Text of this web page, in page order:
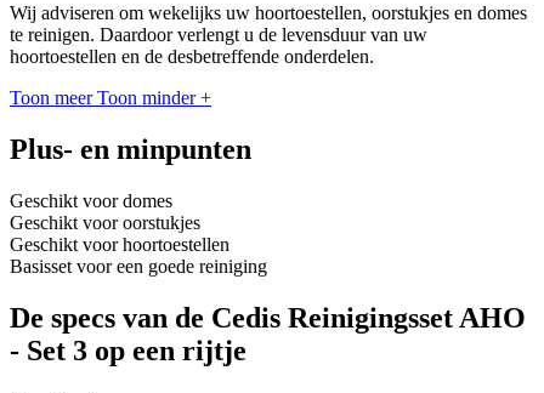
Wij adviseren om wekelijks uw hoortoestellen, oorstukjes en domes
te reinigen. Daardoor verlengt u de levensduur van uw
hoortoestellen en de desbetreffende onderdelen.
Toon meer Toon minder +
Plus- en minpunten
Geschikt voor domes
Geschikt voor oorstukjes
Geschikt voor hoortoestellen
Basisset voor een goede reiniging
De specs van de Cedis Reinigingsset AHO
- Set 3 op een rijtje